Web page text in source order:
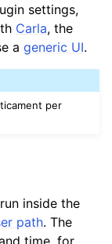
settings,
Carla, the
a generic UI.
per
inside the
path. The
time, for